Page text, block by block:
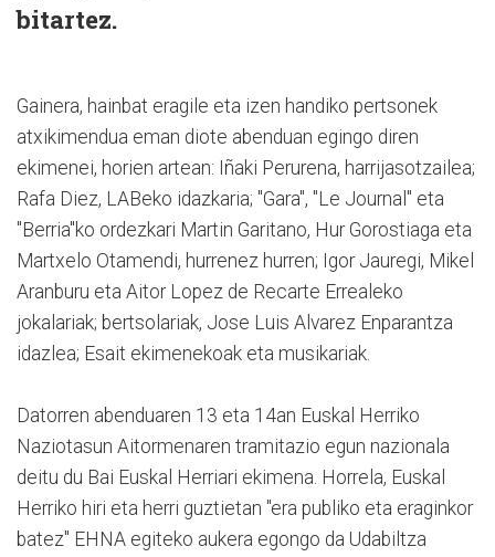
bitartez.
Gainera, hainbat eragile eta izen handiko pertsonek
atxikimendua eman diote abenduan egingo diren
ekimenei, horien artean: Iñaki Perurena, harrijasotzailea;
Rafa Diez, LABeko idazkaria; "Gara", "Le Journal" eta
''Berria''ko ordezkari Martin Garitano, Hur Gorostiaga eta
Martxelo Otamendi, hurrenez hurren; Igor Jauregi, Mikel
Aranburu eta Aitor Lopez de Recarte Errealeko
jokalariak; bertsolariak, Jose Luis Alvarez Enparantza
idazlea; Esait ekimenekoak eta musikariak.
Datorren abenduaren 13 eta 14an Euskal Herriko
Naziotasun Aitormenaren tramitazio egun nazionala
deitu du Bai Euskal Herriari ekimena. Horrela, Euskal
Herriko hiri eta herri guztietan "era publiko eta eraginkor
batez" EHNA egiteko aukera egongo da Udabiltza